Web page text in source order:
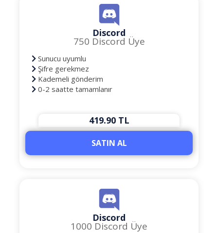
Discord
750 Discord Üye
Sunucu uyumlu
Şifre gerekmez
Kademeli gönderim
0-2 saatte tamamlanır
419.90 TL
SATIN AL
Discord
1000 Discord Üye